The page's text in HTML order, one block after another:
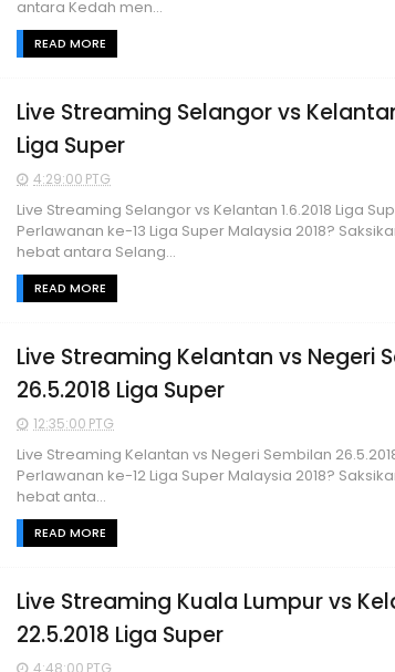
antara Kedah men...
READ MORE
Live Streaming Selangor vs
Liga Super
4:29:00 PTG
Live Streaming Selangor vs Kelantan 1.6.2018 Liga
Perlawanan ke-13 Liga Super Malaysia 2018?
hebat antara Selang...
READ MORE
Live Streaming Kelantan vs Negeri
26.5.2018 Liga Super
12:35:00 PTG
Live Streaming Kelantan vs Negeri Sembilan
Perlawanan ke-12 Liga Super Malaysia 2018?
hebat anta...
READ MORE
Live Streaming Kuala Lumpur vs
22.5.2018 Liga Super
4:48:00 PTG